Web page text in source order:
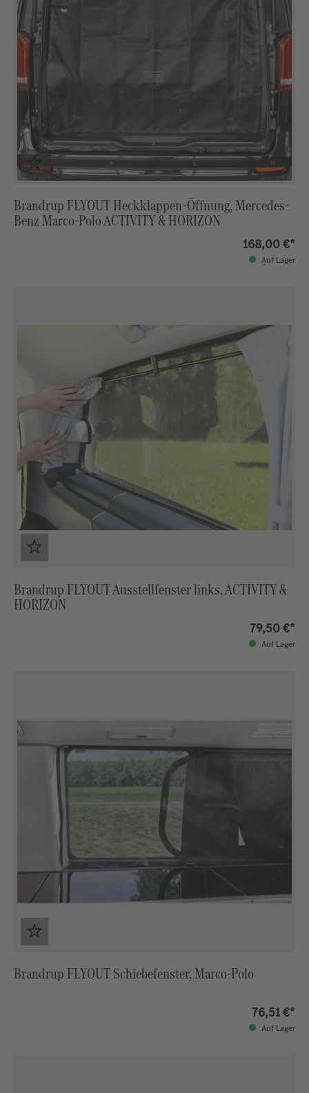
Brandrup FLYOUT Heckklappen-Öffnung, Mercedes-
Benz Marco-Polo ACTIVITY & HORIZON
168,00 €*
Auf Lager
Brandrup FLYOUT Ausstellfenster links, ACTIVITY &
HORIZON
79,50 €*
Auf Lager
Brandrup FLYOUT Schiebefenster, Marco-Polo
76,51 €*
Auf Lager